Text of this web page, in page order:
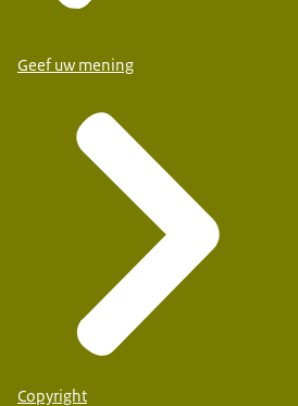
Geef uw mening
Copyright